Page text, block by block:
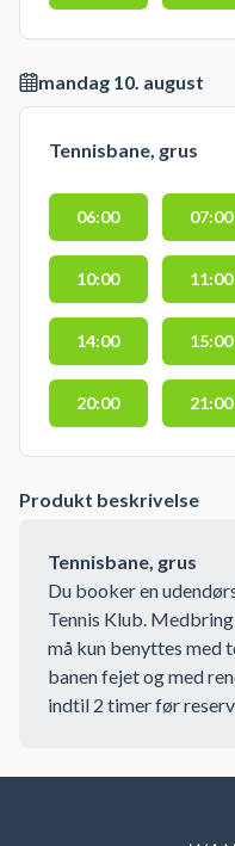
mandag 10. august
Tennisbane, grus
06:00 07:00
10:00 11:00
14:00 15:00
20:00 21:00
Produkt beskrivelse
Tennisbane, grus
Du booker en
Tennis Klub.
må kun benyttes med
banen fejet og med
indtil 2 timer før